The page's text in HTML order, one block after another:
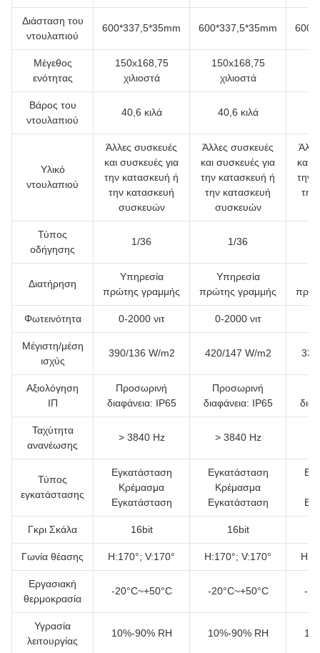
Διάσταση του
ντουλαπιού
600*337,5*35mm 600*337,5*35mm
Μέγεθος
ενότητας
150x168,75
χιλιοστά
150x168,75
χιλιοστά
Βάρος του
ντουλαπιού
40,6 κιλά 40,6 κιλά
Υλικό
ντουλαπιού
Άλλες συσκευές
και συσκευές για
την κατασκευή ή
την κατασκευή
συσκευών
Άλλες συσκευές
και συσκευές για
την κατασκευή ή
την κατασκευή
συσκευών
και
την
την
Τύπος
οδήγησης
1/36 1/36
Διατήρηση
Υπηρεσία
πρώτης γραμμής
Υπηρεσία
πρώτης γραμμής
Φωτεινότητα 0-2000 νιτ 0-2000 νιτ
Μέγιστη/μέση
ισχύς
390/136 W/m2 420/147 W/m2
Αξιολόγηση
ΙΠ
Προσωρινή
διαφάνεια: IP65
Προσωρινή
διαφάνεια: IP65
Ταχύτητα
ανανέωσης
> 3840 Hz > 3840 Hz
Τύπος
εγκατάστασης
Εγκατάσταση
Κρέμασμα
Εγκατάσταση
Εγκατάσταση
Κρέμασμα
Εγκατάσταση
Γκρι Σκάλα 16bit 16bit
Γωνία θέασης H:170°; V:170° H:170°; V:170°
Εργασιακή
θερμοκρασία
-20°C~+50°C -20°C~+50°C -
Υγρασία
λειτουργίας
10%-90% RH 10%-90% RH